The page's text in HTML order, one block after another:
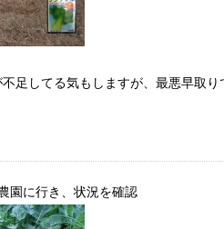
足してる気もしますが、最悪早取り
園に行き、状況を確認